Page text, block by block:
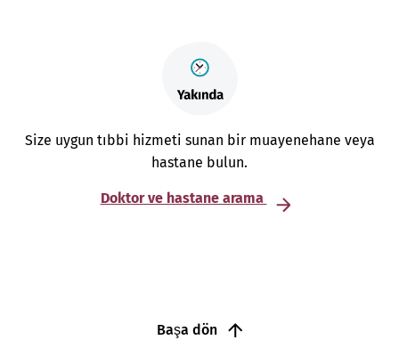
Size uygun tıbbi hizmeti sunan bir muayenehane veya
hastane bulun.
Doktor ve hastane arama
Başa dön